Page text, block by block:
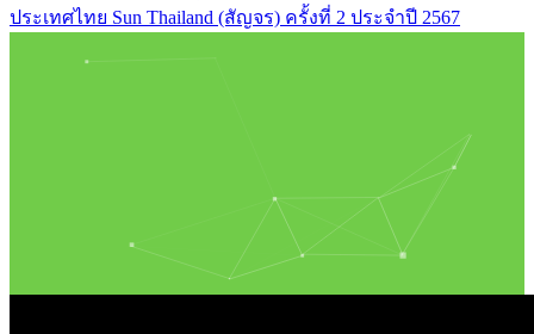
ประเทศไทย Sun Thailand (สัญจร) ครั้งที่ 2 ประจำปี 2567